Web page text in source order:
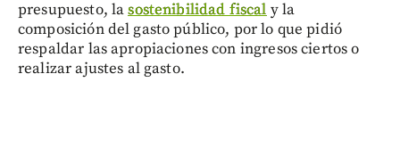
presupuesto, lasostenibilidad fiscal y la
composición del gasto público, por lo que pidió
respaldar las apropiaciones con ingresos ciertos o
realizar ajustes al gasto.